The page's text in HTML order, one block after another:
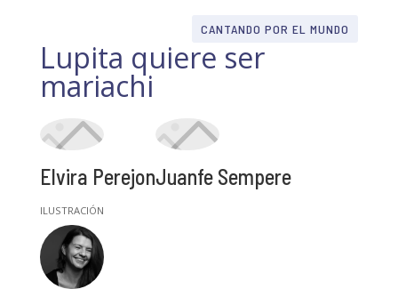
CANTANDO POR EL MUNDO
Lupita quiere ser
mariachi
Elvira PerejonJuanfe Sempere